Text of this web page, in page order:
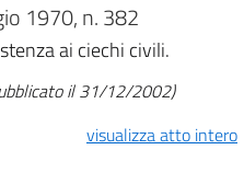
1970, n. 382
ai ciechi civili.
il 31/12/2002)
visualizza atto intero